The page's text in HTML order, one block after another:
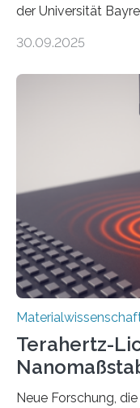
der Universität
Dadurch ist es in
Nichtmetallen
Sensorik und
Erkenntnisse
the American
Materialien, die
beeinflussen
Technologien…
30.09.2025
Terahertz-
Neue Forschung,